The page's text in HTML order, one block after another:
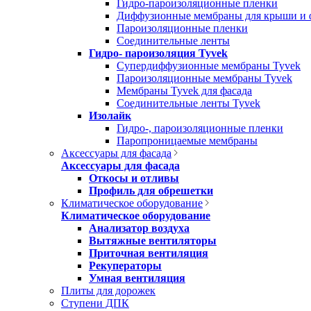
Гидро-пароизоляционные пленки
Диффузионные мембраны для крыши и
Пароизоляционные пленки
Соединительные ленты
Гидро- пароизоляция Tyvek
Супердиффузионные мембраны Tyvek
Пароизоляционные мембраны Tyvek
Мембраны Tyvek для фасада
Соединительные ленты Tyvek
Изолайк
Гидро-, пароизоляционные пленки
Паропроницаемые мембраны
Аксессуары для фасада
Аксессуары для фасада
Откосы и отливы
Профиль для обрешетки
Климатическое оборудование
Климатическое оборудование
Анализатор воздуха
Вытяжные вентиляторы
Приточная вентиляция
Рекуператоры
Умная вентиляция
Плиты для дорожек
Ступени ДПК